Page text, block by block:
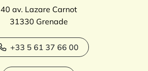
40 av. Lazare Carnot
31330 Grenade
+33 5 61 37 66 00